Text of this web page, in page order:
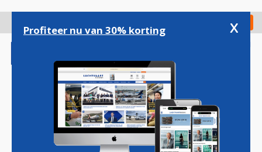
gaan
Check in
Magazine Podcasts Vacatures
Profiteer nu van 30% korting x